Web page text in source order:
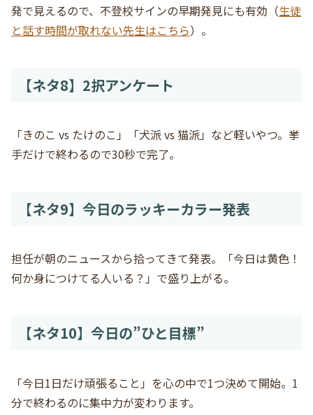
発で見えるので、不登校サインの早期発見にも有効（生徒
と話す時間が取れない先生はこちら）。
【ネタ8】2択アンケート
「きのこ vs たけのこ」「犬派 vs 猫派」など軽いやつ。挙
手だけで終わるので30秒で完了。
【ネタ9】今日のラッキーカラー発表
担任が朝のニュースから拾ってきて発表。「今日は黄色！
何か身につけてる人いる？」で盛り上がる。
【ネタ10】今日の”ひと目標”
「今日1日だけ頑張ること」を心の中で1つ決めて開始。1
分で終わるのに集中力が変わります。